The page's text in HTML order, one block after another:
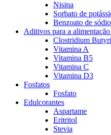
Nisina
Sorbato de
Benzoato de sódio
Aditivos para a
Clostridium
Vitamina A
Vitamina B5
Vitamina C
Vitamina D3
Fosfatos
Fosfato
Edulcorantes
Aspartame
Eritritol
Stevia